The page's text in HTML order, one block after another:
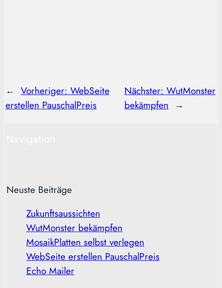
← Vorheriger: WebSeite
erstellen PauschalPreis
Nächster: WutMonster
bekämpfen →
Neuste Beiträge
Zukunftsaussichten
WutMonster bekämpfen
MosaikPlatten selbst verlegen
WebSeite erstellen PauschalPreis
Echo Mailer